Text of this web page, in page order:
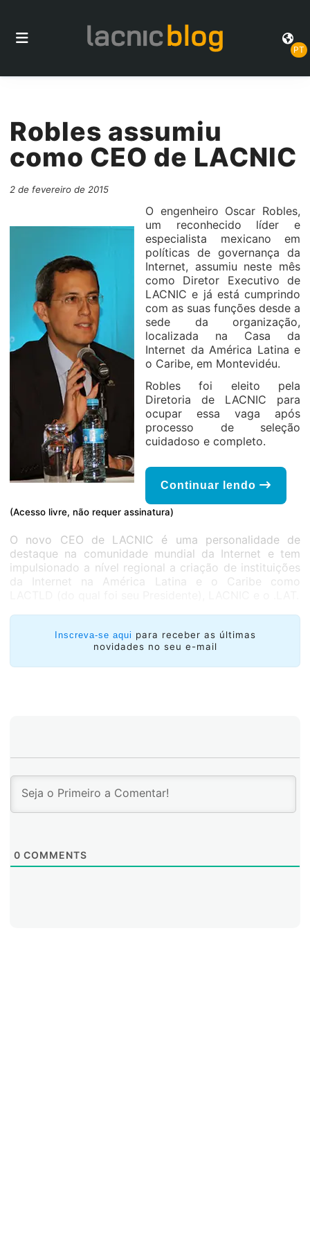
PT
Robles assumiu
como CEO de LACNIC
2 de fevereiro de 2015
O engenheiro Oscar Robles,
um reconhecido líder e
especialista mexicano em
políticas de governança da
Internet, assumiu neste mês
como Diretor Executivo de
LACNIC e já está cumprindo
com as suas funções desde a
sede da organização,
localizada na Casa da
Internet da América Latina e
o Caribe, em Montevidéu.
Robles foi eleito pela
Diretoria de LACNIC para
ocupar essa vaga após
processo de seleção
cuidadoso e completo.
Continuar lendo
(Acesso livre, não requer assinatura)
O novo CEO de LACNIC é uma personalidade de
destaque na comunidade mundial da Internet e tem
impulsionado a nível regional a criação de instituições
da Internet na América Latina e o Caribe como
Inscreva-se aqui para receber as últimas
novidades no seu e-mail
0 COMMENTS